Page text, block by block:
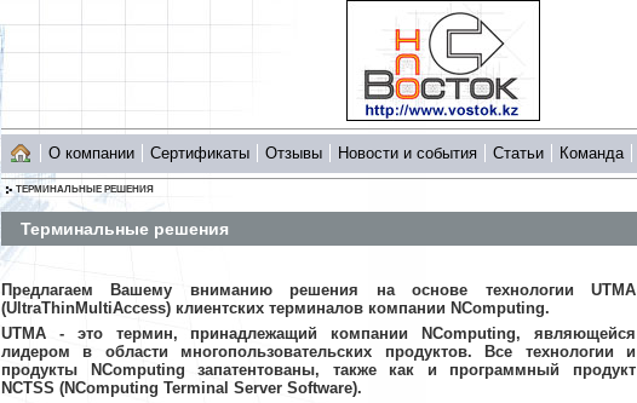
О компании Сертификаты Отзывы Новости и события Статьи Команда
ТЕРМИНАЛЬНЫЕ РЕШЕНИЯ
Терминальные решения
Предлагаем Вашему вниманию решения на основе технологии UTMA
(UltraThinMultiAccess) клиентских терминалов компании NComputing.
UTMA - это термин, принадлежащий компании NComputing, являющейся
лидером в области многопользовательских продуктов. Все технологии и
продукты NComputing запатентованы, также как и программный продукт
NCTSS (NComputing Terminal Server Software).